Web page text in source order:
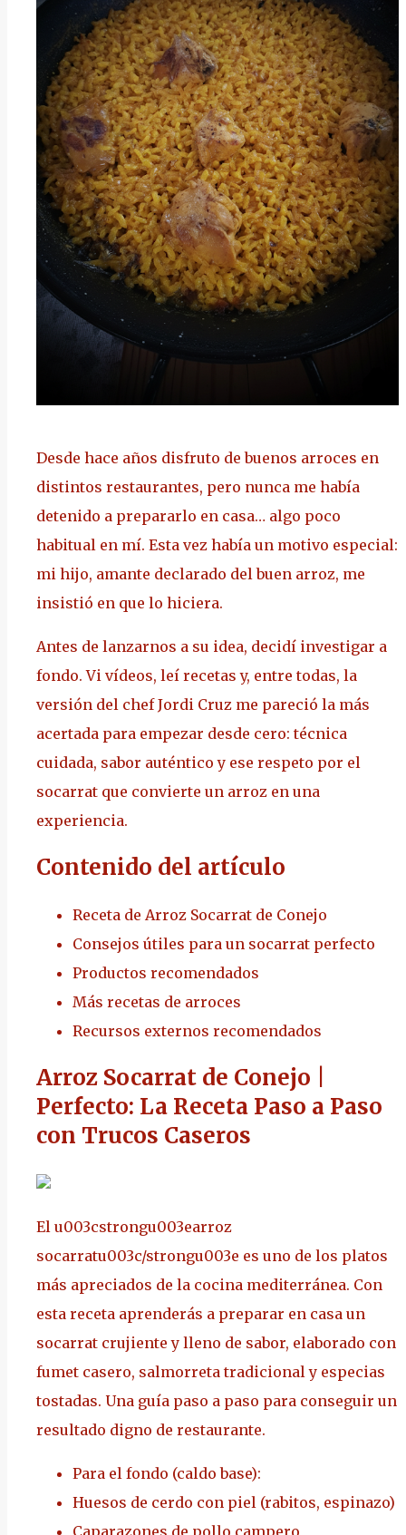
Desde hace años disfruto de buenos arroces en
distintos restaurantes, pero nunca me había
detenido a prepararlo en casa… algo poco
habitual en mí. Esta vez había un motivo especial:
mi hijo, amante declarado del buen arroz, me
insistió en que lo hiciera.
Antes de lanzarnos a su idea, decidí investigar a
fondo. Vi vídeos, leí recetas y, entre todas, la
versión del chef Jordi Cruz me pareció la más
acertada para empezar desde cero: técnica
cuidada, sabor auténtico y ese respeto por el
socarrat que convierte un arroz en una
experiencia.
Contenido del artículo
Receta de Arroz Socarrat de Conejo
Consejos útiles para un socarrat perfecto
Productos recomendados
Más recetas de arroces
Recursos externos recomendados
Arroz Socarrat de Conejo |
Perfecto: La Receta Paso a Paso
con Trucos Caseros
El u003cstrongu003earroz
socarratu003c/strongu003e es uno de los platos
más apreciados de la cocina mediterránea. Con
esta receta aprenderás a preparar en casa un
socarrat crujiente y lleno de sabor, elaborado con
fumet casero, salmorreta tradicional y especias
tostadas. Una guía paso a paso para conseguir un
resultado digno de restaurante.
Para el fondo (caldo base):
Huesos de cerdo con piel (rabitos, espinazo)
Caparazones de pollo campero